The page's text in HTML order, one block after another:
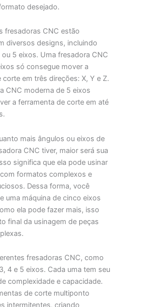
desejado.
fresadoras CNC estão
diversos designs, incluindo
5 eixos. Uma fresadora CNC
só consegue mover a
em três direções: X, Y e Z.
CNC moderna de 5 eixos
a ferramenta de corte em até
mais ângulos ou eixos de
CNC tiver, maior será sua
significa que ela pode usinar
formatos complexos e
Dessa forma, você
uma máquina de cinco eixos
ela pode fazer mais, isso
final da usinagem de peças
fresadoras CNC, como
4 e 5 eixos. Cada uma tem seu
complexidade e capacidade.
de corte multiponto
intermitentes, criando